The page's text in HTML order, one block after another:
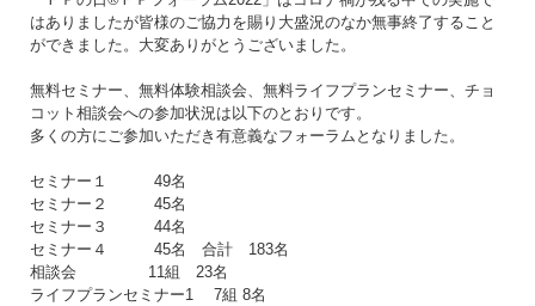
はありましたが皆様のご協力を賜り大盛況のなか無事終了すること
ができました。大変ありがとうございました。
無料セミナー、無料体験相談会、無料ライフプランセミナー、チョ
コット相談会への参加状況は以下のとおりです。
多くの方にご参加いただき有意義なフォーラムとなりました。
セミナー１ 49名
セミナー２ 45名
セミナー３ 44名
セミナー４ 45名 合計 183名
相談会 11組 23名
ライフプランセミナー1 7組 8名